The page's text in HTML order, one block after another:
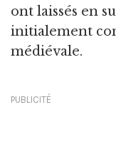
ont laissés en
initialement
médiévale.
PUBLICITÉ